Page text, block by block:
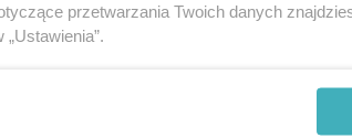
2025 to zestawienie, w którym
oraz niepublicznych. W ścisłej czołówce
przetwarzania Twoich danych